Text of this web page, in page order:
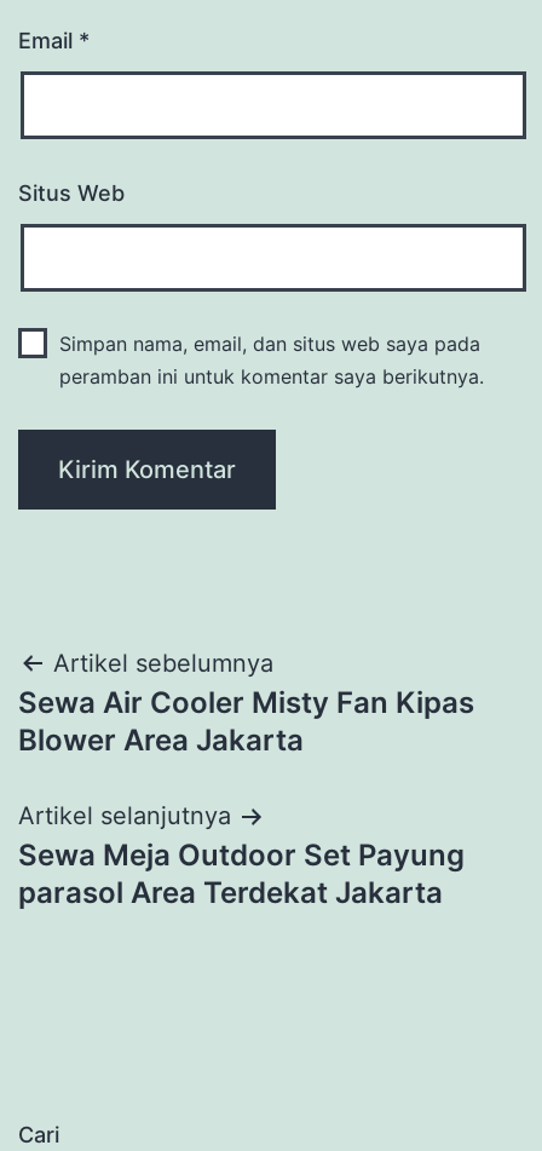
Email *
Situs Web
Simpan nama, email, dan situs web saya pada
peramban ini untuk komentar saya berikutnya.
Navigasi
pos
Artikel sebelumnya
Sewa Air Cooler Misty Fan Kipas
Blower Area Jakarta
Artikel selanjutnya
Sewa Meja Outdoor Set Payung
parasol Area Terdekat Jakarta
Cari